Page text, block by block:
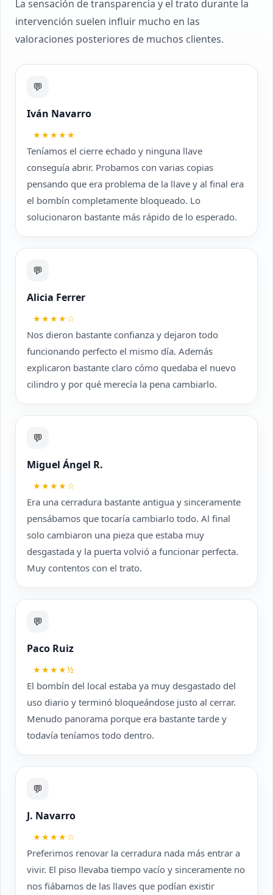
La sensación de transparencia y el trato durante la
intervención suelen influir mucho en las
valoraciones posteriores de muchos clientes.
💬
Iván Navarro
★★★★★
Teníamos el cierre echado y ninguna llave
conseguía abrir. Probamos con varias copias
pensando que era problema de la llave y al final era
el bombín completamente bloqueado. Lo
solucionaron bastante más rápido de lo esperado.
💬
Alicia Ferrer
★★★★☆
Nos dieron bastante confianza y dejaron todo
funcionando perfecto el mismo día. Además
explicaron bastante claro cómo quedaba el nuevo
cilindro y por qué merecía la pena cambiarlo.
💬
Miguel Ángel R.
★★★★☆
Era una cerradura bastante antigua y sinceramente
pensábamos que tocaría cambiarlo todo. Al final
solo cambiaron una pieza que estaba muy
desgastada y la puerta volvió a funcionar perfecta.
Muy contentos con el trato.
💬
Paco Ruiz
★★★★½
El bombín del local estaba ya muy desgastado del
uso diario y terminó bloqueándose justo al cerrar.
Menudo panorama porque era bastante tarde y
todavía teníamos todo dentro.
💬
J. Navarro
★★★★☆
Preferimos renovar la cerradura nada más entrar a
vivir. El piso llevaba tiempo vacío y sinceramente no
nos fiábamos de las llaves que podían existir